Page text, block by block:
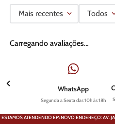
Mais recentes Todos
Carregando avaliações…
WhatsApp
Segunda a Sexta das 10h às 18h
ESTAMOS ATENDENDO EM NOVO ENDEREÇO: AV.